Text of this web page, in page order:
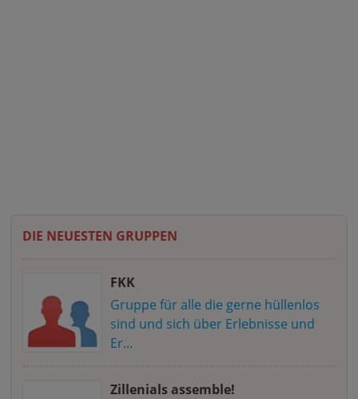
DIE NEUESTEN GRUPPEN
FKK
Gruppe für alle die gerne hüllenlos
sind und sich über Erlebnisse und
Er...
Zillenials assemble!